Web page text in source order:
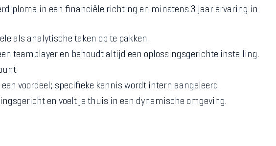
in een financiële richting en minstens 3 jaar ervaring in
als analytische taken op te pakken.
teamplayer en behoudt altijd een oplossingsgerichte instelling.
voordeel; specifieke kennis wordt intern aangeleerd.
en voelt je thuis in een dynamische omgeving.